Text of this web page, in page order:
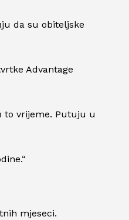
da su obiteljske
Advantage
to vrijeme. Putuju u
mjeseci.